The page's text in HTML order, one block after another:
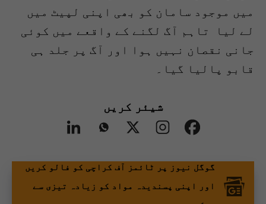
میں موجود سامان کو بھی اپنی لپیٹ میں
لے لیا تاہم آگ لگنے کے واقعے میں کوئی
جانی نقصان نہیں ہوا اور آگ پر جلد ہی
قابو پالیا گیا۔
شیئر کریں
گوگل نیوز پر ٹائمز آف کراچی کو فالو کریں
اور اپنی پسندیدہ مواد کو زیادہ تیزی سے